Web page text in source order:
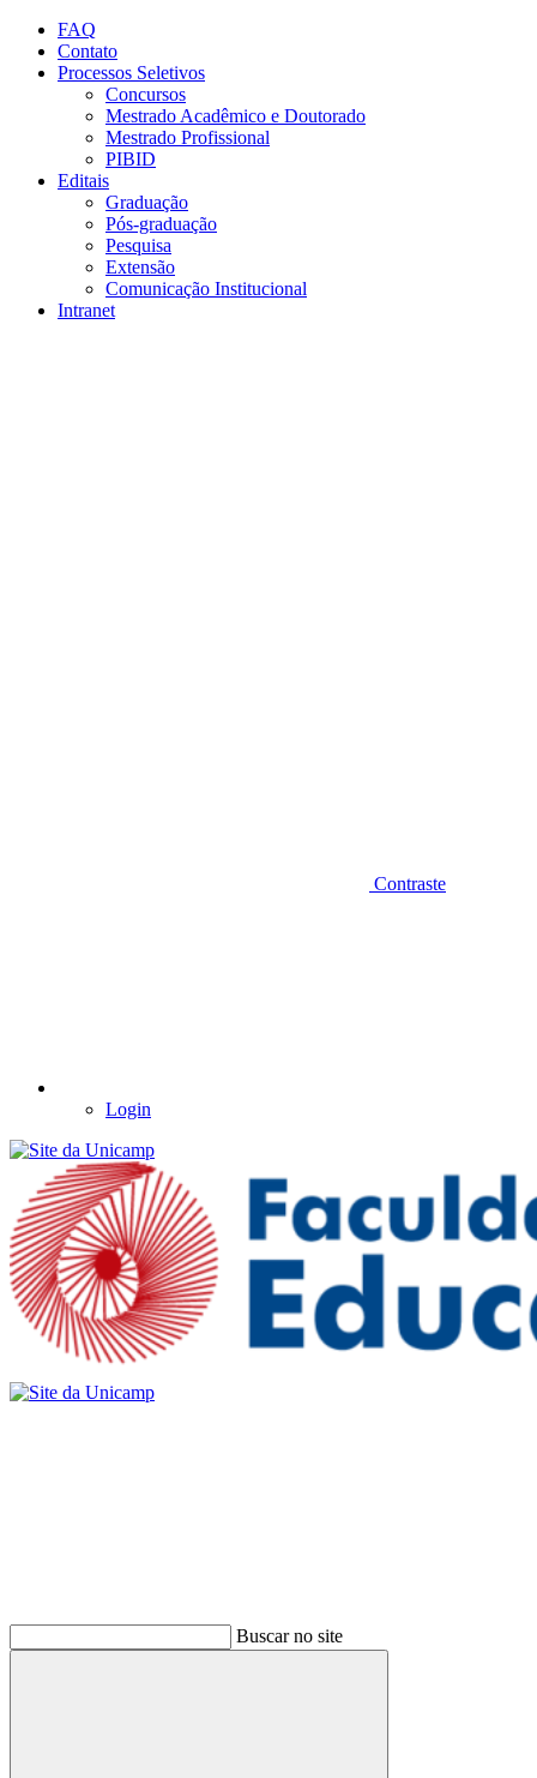
Conteúdo principal
FAQ
Contato
Processos Seletivos
Concursos
Mestrado Acadêmico e Doutorado
Mestrado Profissional
PIBID
Editais
Graduação
Pós-graduação
Pesquisa
Extensão
Comunicação Institucional
Intranet
Contraste
Login
Buscar no site